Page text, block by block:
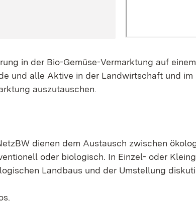
in der Bio-Gemüse-Vermarktung auf
und alle Aktive in der Landwirtschaft und
auszutauschen.
dienen dem Austausch zwischen
oder biologisch. In Einzel- oder
Landbaus und der Umstellung